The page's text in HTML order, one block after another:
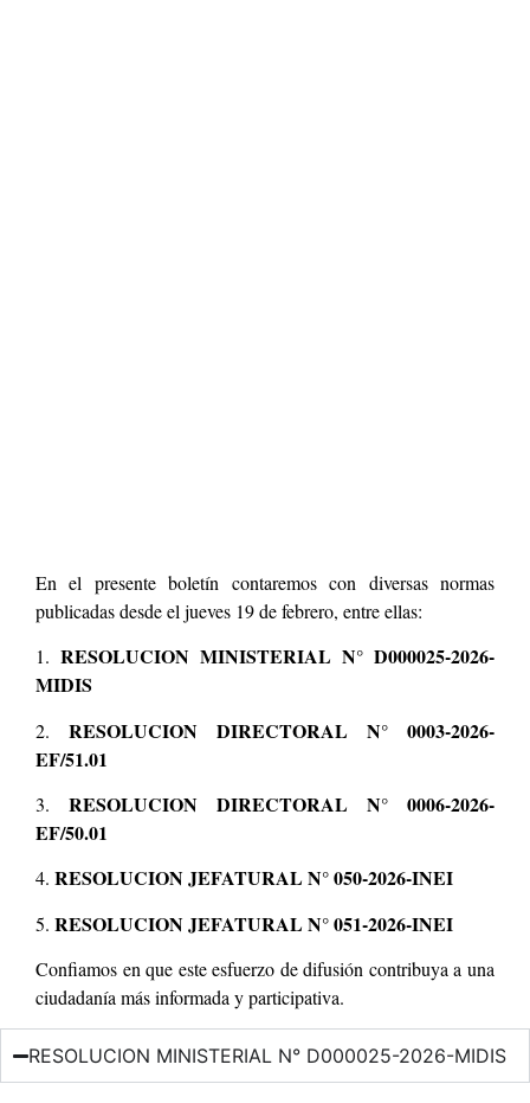
En el presente boletín contaremos con diversas normas
publicadas desde el jueves 19 de febrero, entre ellas:
1. RESOLUCION MINISTERIAL N° D000025-2026-
MIDIS
2. RESOLUCION DIRECTORAL N° 0003-2026-
EF/51.01
3. RESOLUCION DIRECTORAL N° 0006-2026-
EF/50.01
4. RESOLUCION JEFATURAL N° 050-2026-INEI
5. RESOLUCION JEFATURAL N° 051-2026-INEI
Confiamos en que este esfuerzo de difusión contribuya a una
ciudadanía más informada y participativa.
RESOLUCION MINISTERIAL N° D000025-2026-MIDIS